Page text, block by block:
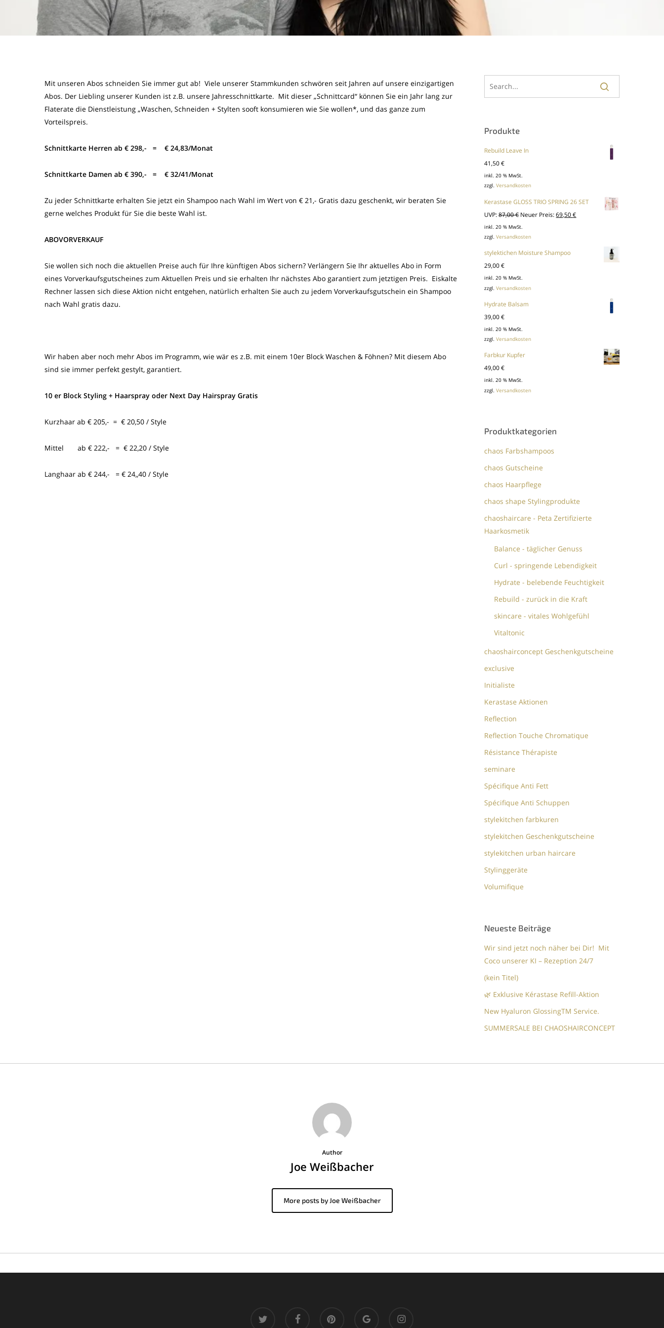
Mit unseren Abos schneiden Sie immer gut ab! Viele unserer Stammkunden schwören seit Jahren auf unsere einzigartigen
Abos. Der Liebling unserer Kunden ist z.B. unsere Jahresschnittkarte. Mit dieser „Schnittcard“ können Sie ein Jahr lang zur
Flaterate die Dienstleistung „Waschen, Schneiden + Stylten sooft konsumieren wie Sie wollen*, und das ganze zum
Vorteilspreis.
Schnittkarte Herren ab € 298,- = € 24,83/Monat
Schnittkarte Damen ab € 390,- = € 32/41/Monat
Zu jeder Schnittkarte erhalten Sie jetzt ein Shampoo nach Wahl im Wert von € 21,- Gratis dazu geschenkt, wir beraten Sie
gerne welches Produkt für Sie die beste Wahl ist.
ABOVORVERKAUF
Sie wollen sich noch die aktuellen Preise auch für Ihre künftigen Abos sichern? Verlängern Sie Ihr aktuelles Abo in Form
eines Vorverkaufsgutscheines zum Aktuellen Preis und sie erhalten Ihr nächstes Abo garantiert zum jetztigen Preis. Eiskalte
Rechner lassen sich diese Aktion nicht entgehen, natürlich erhalten Sie auch zu jedem Vorverkaufsgutschein ein Shampoo
nach Wahl gratis dazu.
Wir haben aber noch mehr Abos im Programm, wie wär es z.B. mit einem 10er Block Waschen & Föhnen? Mit diesem Abo
sind sie immer perfekt gestylt, garantiert.
10 er Block Styling + Haarspray oder Next Day Hairspray Gratis
Kurzhaar ab € 205,- = € 20,50 / Style
Mittel ab € 222,- = € 22,20 / Style
Langhaar ab € 244,- = € 24,,40 / Style
Produkte
Rebuild Leave In
41,50€
inkl. 20 % MwSt.
zzgl.Versandkosten
Kerastase GLOSS TRIO SPRING 26 SET
UVP: 87,00€ Ursprünglicher
Preis
war:
87,00 €
Neuer Preis: 69,50€Aktueller
inkl. 20 % MwSt.
zzgl.Versandkosten
stylektichen Moisture Shampoo
29,00€
inkl. 20 % MwSt.
zzgl.Versandkosten
Hydrate Balsam
39,00€
inkl. 20 % MwSt.
zzgl.Versandkosten
Farbkur Kupfer
49,00€
inkl. 20 % MwSt.
zzgl.Versandkosten
Produktkategorien
chaos Farbshampoos
chaos Gutscheine
chaos Haarpflege
chaos shape Stylingprodukte
chaoshaircare - Peta Zertifizierte
Haarkosmetik
Balance - täglicher Genuss
Curl - springende Lebendigkeit
Hydrate - belebende Feuchtigkeit
Rebuild - zurück in die Kraft
skincare - vitales Wohlgefühl
Vitaltonic
chaoshairconcept Geschenkgutscheine
exclusive
Initialiste
Kerastase Aktionen
Reflection
Reflection Touche Chromatique
Résistance Thérapiste
seminare
Spécifique Anti Fett
Spécifique Anti Schuppen
stylekitchen farbkuren
stylekitchen Geschenkgutscheine
stylekitchen urban haircare
Stylinggeräte
Volumifique
Neueste Beiträge
Wir sind jetzt noch näher bei Dir! Mit
Coco unserer KI – Rezeption 24/7
(kein Titel)
🌿 Exklusive Kérastase Refill-Aktion
New Hyaluron GlossingTM​ Service.​
SUMMERSALE BEI CHAOSHAIRCONCEPT
Author
Joe Weißbacher
More posts by Joe Weißbacher
plus